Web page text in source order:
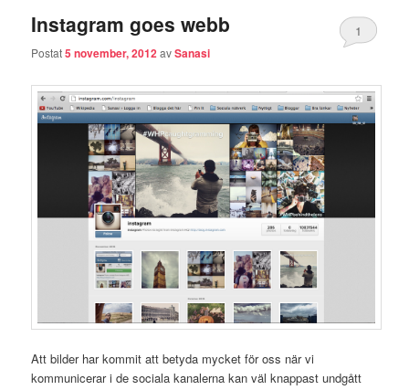
Instagram goes webb
Postat5 november, 2012avSanasi
1
Att bilder har kommit att betyda mycket för oss när vi
kommunicerar i de sociala kanalerna kan väl knappast undgått